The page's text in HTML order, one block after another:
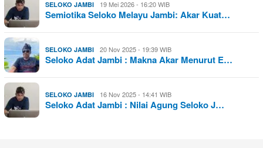
SELOKO JAMBI 19 Mei 2026 - 16:20 WIB
Semiotika Seloko Melayu Jambi: Akar Kuat…
SELOKO JAMBI 20 Nov 2025 - 19:39 WIB
Seloko Adat Jambi : Makna Akar Menurut E…
SELOKO JAMBI 16 Nov 2025 - 14:41 WIB
Seloko Adat Jambi : Nilai Agung Seloko J…